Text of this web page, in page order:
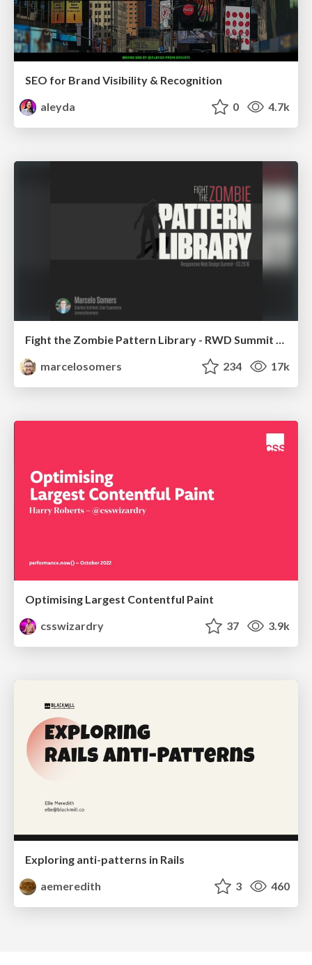
SEO for Brand Visibility & Recognition
aleyda
0 4.7k
Fight the Zombie Pattern Library - RWD Summit 2016
marcelosomers
234 17k
Optimising Largest Contentful Paint
csswizardry
37 3.9k
Exploring anti-patterns in Rails
aemeredith
3 460